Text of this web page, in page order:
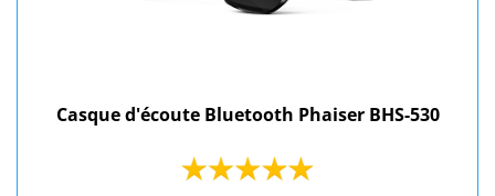
Casque d'écoute Bluetooth Phaiser BHS-530